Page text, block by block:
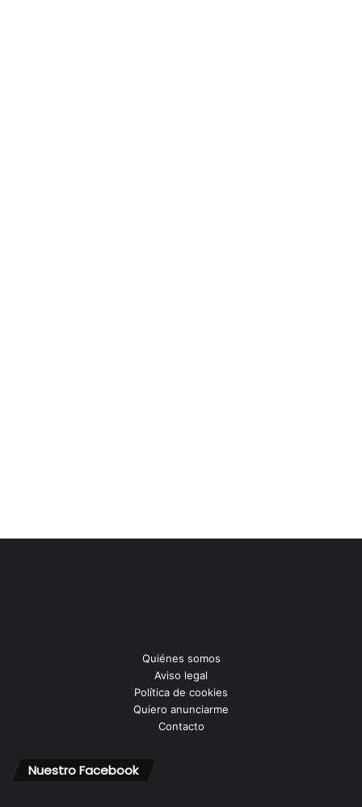
Quiénes somos
Aviso legal
Política de cookies
Quiero anunciarme
Contacto
Nuestro Facebook